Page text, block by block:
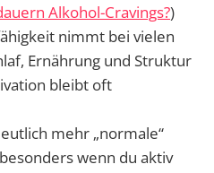
Alkohol-Cravings?)
nimmt bei vielen
Ernährung und Struktur
bleibt oft
mehr „normale“
wenn du aktiv